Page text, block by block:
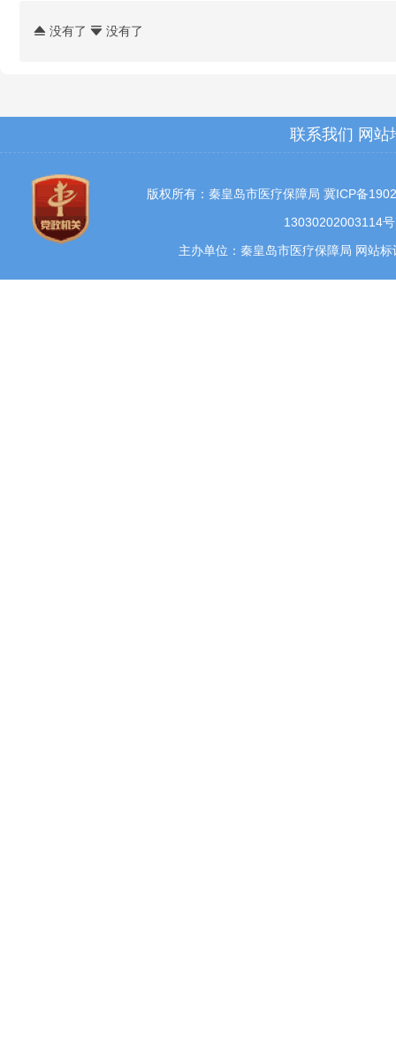
没有了  没有了
联系我们 网站
版权所有：秦皇岛市医疗保障局 冀ICP备
13030202003114号
主办单位：秦皇岛市医疗保障局 网站